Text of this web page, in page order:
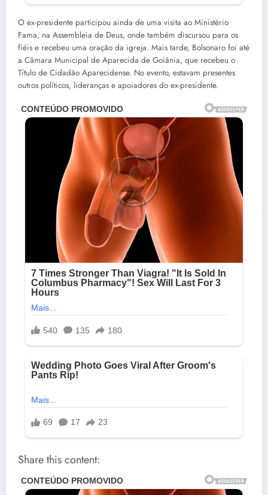
O ex-presidente participou ainda de uma visita ao Ministério
Fama, na Assembleia de Deus, onde também discursou para os
fiéis e recebeu uma oração da igreja. Mais tarde, Bolsonaro foi até
a Câmara Municipal de Aparecida de Goiânia, que recebeu o
Título de Cidadão Aparecidense. No evento, estavam presentes
outros políticos, lideranças e apoiadores do ex-presidente.
Share this content: